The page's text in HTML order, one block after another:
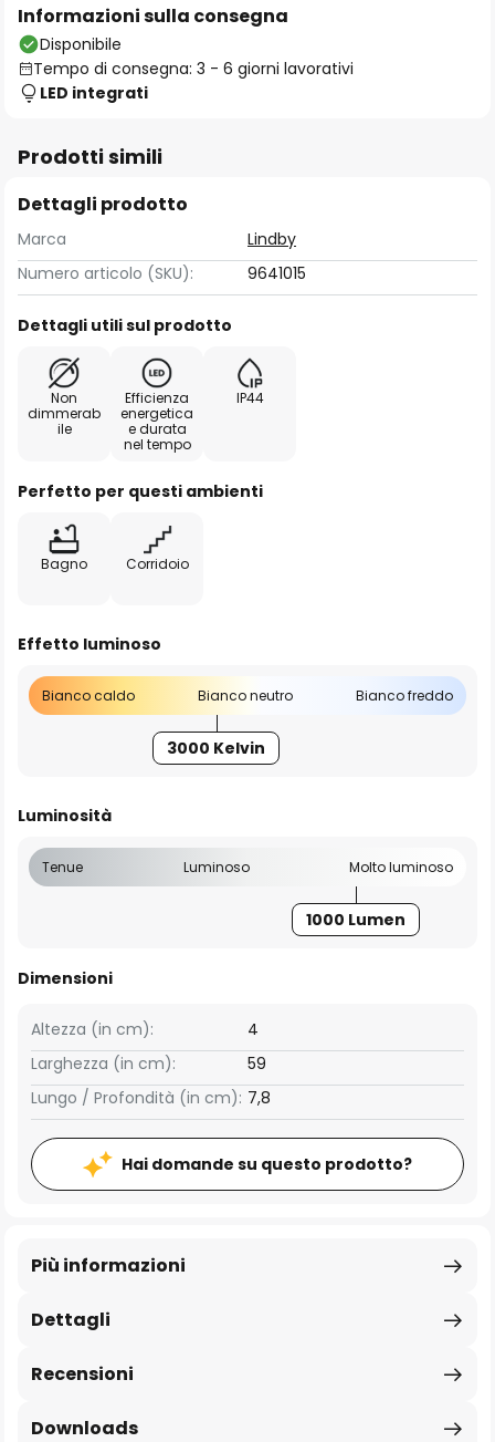
Informazioni sulla consegna
Disponibile
Tempo di consegna: 3 - 6 giorni lavorativi
LED integrati
Prodotti simili
Dettagli prodotto
Marca
Lindby
Numero articolo (SKU):
9641015
Dettagli utili sul prodotto
Non
dimmerab
ile
Efficienza
energetica
e durata
nel tempo
IP44
Perfetto per questi ambienti
Bagno Corridoio
Effetto luminoso
Bianco caldo Bianco neutro Bianco freddo
3000 Kelvin
Luminosità
Tenue Luminoso Molto luminoso
1000 Lumen
Dimensioni
Larghezza (in cm): 59
Altezza (in cm): 4
Lungo / Profondità (in cm): 7,8
Hai domande su questo prodotto?
Dettagli
Più informazioni
Recensioni
Downloads